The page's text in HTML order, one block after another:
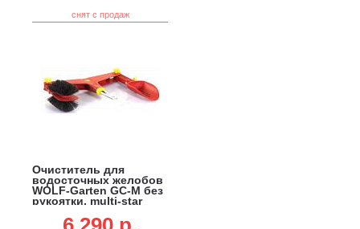
снят с продаж
Очиститель для
водосточных желобов
WOLF-Garten GC-M без
рукоятки, multi-star